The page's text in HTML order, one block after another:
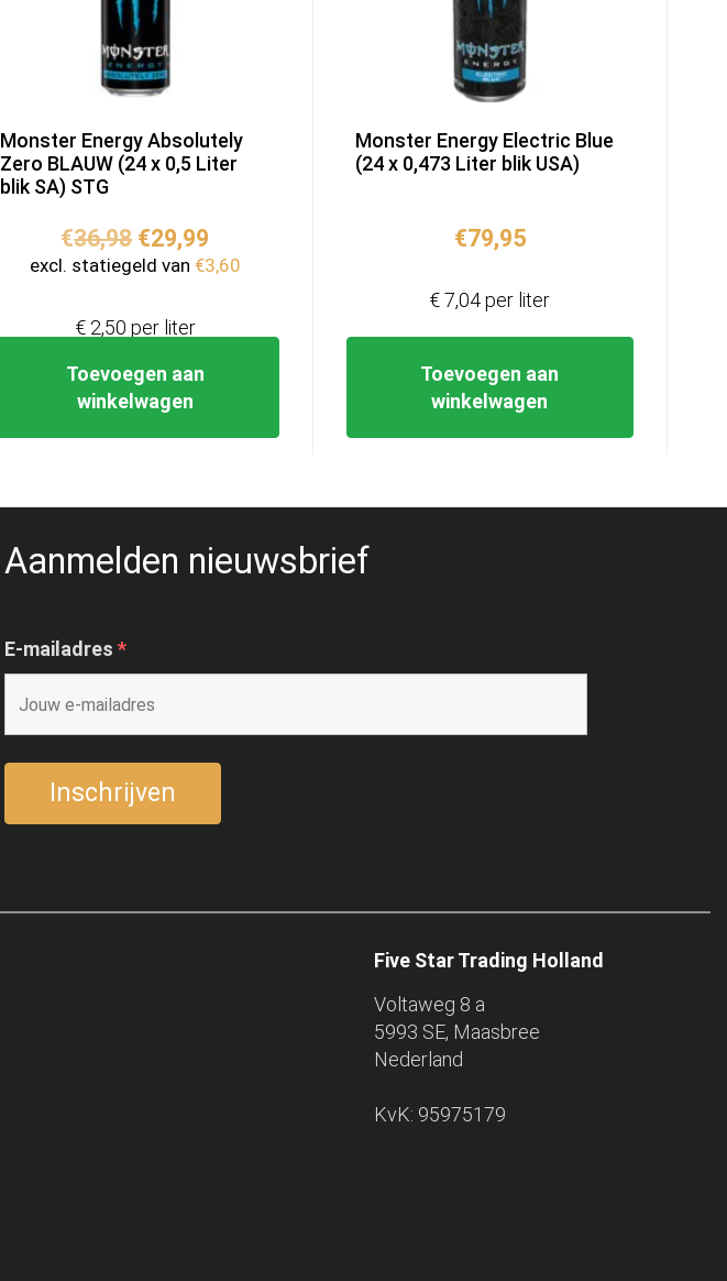
Monster Energy Absolutely
Zero BLAUW (24 x 0,5 Liter
blik SA) STG
€36,98 Oorspronkelijke
prijs
€36,98.
€29,99
prijs
excl. statiegeld van €3,60
Toevoegen aan
winkelwagen
€ 2,50 per liter
Monster Energy Electric Blue
(24 x 0,473 Liter blik USA)
€79,95
Toevoegen aan
winkelwagen
€ 7,04 per liter
Aanmelden nieuwsbrief
E-mailadres *
Five Star Trading Holland
Voltaweg 8 a
5993 SE, Maasbree
Nederland
KvK: 95975179